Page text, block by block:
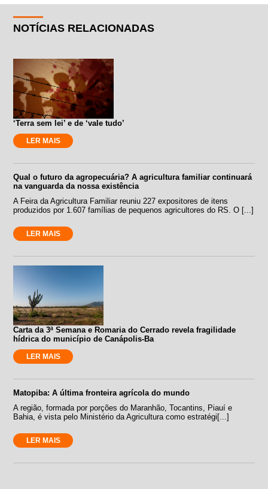
NOTÍCIAS RELACIONADAS
‘Terra sem lei’ e de ‘vale tudo’
LER MAIS
Qual o futuro da agropecuária? A agricultura familiar continuará
na vanguarda da nossa existência
A Feira da Agricultura Familiar reuniu 227 expositores de itens
produzidos por 1.607 famílias de pequenos agricultores do RS. O [...]
LER MAIS
Carta da 3ª Semana e Romaria do Cerrado revela fragilidade
hídrica do município de Canápolis-Ba
LER MAIS
Matopiba: A última fronteira agrícola do mundo
A região, formada por porções do Maranhão, Tocantins, Piauí e
Bahia, é vista pelo Ministério da Agricultura como estratégi[...]
LER MAIS